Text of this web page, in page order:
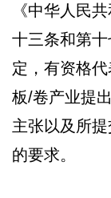
《中华人民
十三条和第
定，有资格
板/卷产业提
主张以及所
的要求。